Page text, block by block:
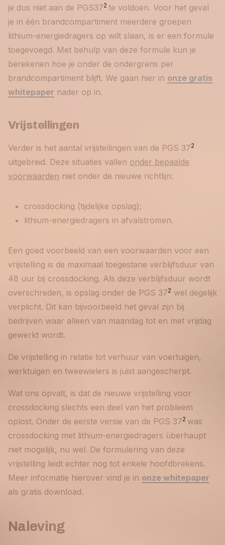
je dus niet aan de PGS372 te voldoen. Voor het geval
je in één brandcompartiment meerdere groepen
lithium-energiedragers op wilt slaan, is er een formule
toegevoegd. Met behulp van deze formule kun je
berekenen hoe je onder de ondergrens per
brandcompartiment blijft. We gaan hier in onze gratis
whitepaper nader op in.
Vrijstellingen
Verder is het aantal vrijstellingen van de PGS 372
uitgebreid. Deze situaties vallen onder bepaalde
voorwaarden niet onder de nieuwe richtlijn:
crossdocking (tijdelijke opslag);
lithium-energiedragers in afvalstromen.
Een goed voorbeeld van een voorwaarden voor een
vrijstelling is de maximaal toegestane verblijfsduur van
48 uur bij crossdocking. Als deze verblijfsduur wordt
overschreden, is opslag onder de PGS 372 wel degelijk
verplicht. Dit kan bijvoorbeeld het geval zijn bij
bedrijven waar alleen van maandag tot en met vrijdag
gewerkt wordt.
De vrijstelling in relatie tot verhuur van voertuigen,
werktuigen en tweewielers is juist aangescherpt.
Wat ons opvalt, is dat de nieuwe vrijstelling voor
crossdocking slechts een deel van het probleem
oplost. Onder de eerste versie van de PGS 372 was
crossdocking met lithium-energiedragers überhaupt
niet mogelijk, nu wel. De formulering van deze
vrijstelling leidt echter nog tot enkele hoofdbrekens.
Meer informatie hierover vind je in onze whitepaper
als gratis download.
Naleving